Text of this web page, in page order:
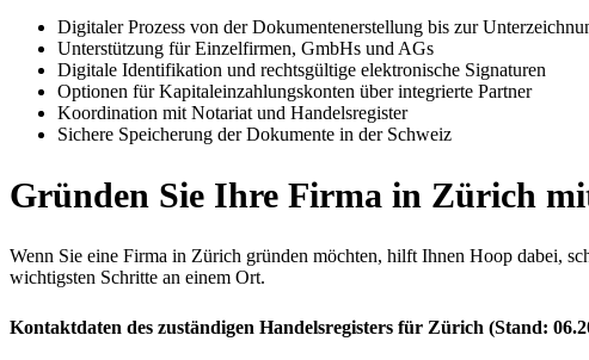
Digitaler Prozess von der Dokumentenerstellung bis zur
Unterstützung für Einzelfirmen, GmbHs und AGs
Digitale Identifikation und rechtsgültige elektronische Signaturen
Optionen für Kapitaleinzahlungskonten über integrierte Partner
Koordination mit Notariat und Handelsregister
Sichere Speicherung der Dokumente in der Schweiz
Gründen Sie Ihre Firma in Zürich
Wenn Sie eine Firma in Zürich gründen möchten, hilft Ihnen Hoop dabei,
wichtigsten Schritte an einem Ort.
Kontaktdaten des zuständigen Handelsregisters für Zürich (Stand: